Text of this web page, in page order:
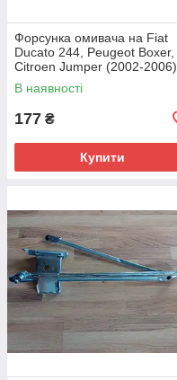
Форсунка омивача на Fiat
Ducato 244, Peugeot Boxer,
Citroen Jumper (2002-2006),
735277664, 6438J0
В наявності
177 ₴
Купити